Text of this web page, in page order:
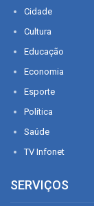
Cidade
Cultura
Educação
Economia
Esporte
Política
Saúde
TV Infonet
SERVIÇOS